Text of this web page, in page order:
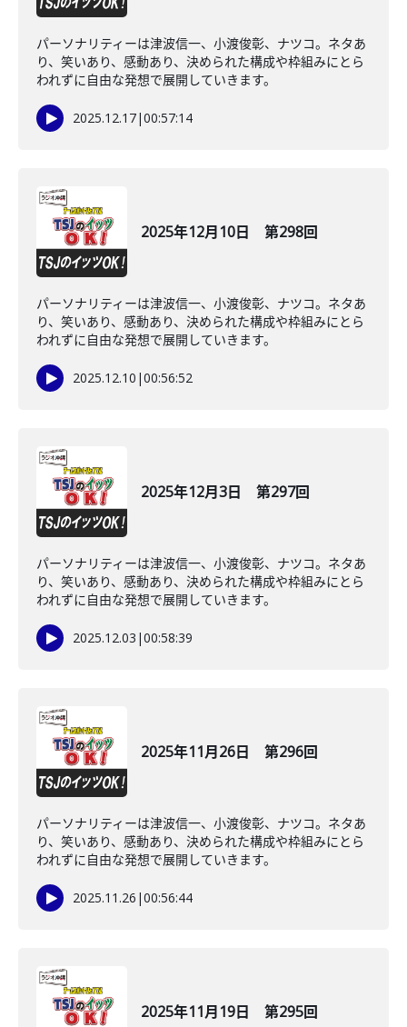
パーソナリティーは津波信一、小渡俊彰、ナツコ。ネタあ
り、笑いあり、感動あり、決められた構成や枠組みにとら
われずに自由な発想で展開していきます。
2025.12.17|00:57:14
2025年12月10日 第298回
パーソナリティーは津波信一、小渡俊彰、ナツコ。ネタあ
り、笑いあり、感動あり、決められた構成や枠組みにとら
われずに自由な発想で展開していきます。
2025.12.10 |00:56:52
2025年12月3日 第297回
パーソナリティーは津波信一、小渡俊彰、ナツコ。ネタあ
り、笑いあり、感動あり、決められた構成や枠組みにとら
われずに自由な発想で展開していきます。
2025.12.03 |00:58:39
2025年11月26日 第296回
パーソナリティーは津波信一、小渡俊彰、ナツコ。ネタあ
り、笑いあり、感動あり、決められた構成や枠組みにとら
われずに自由な発想で展開していきます。
2025.11.26 |00:56:44
2025年11月19日 第295回